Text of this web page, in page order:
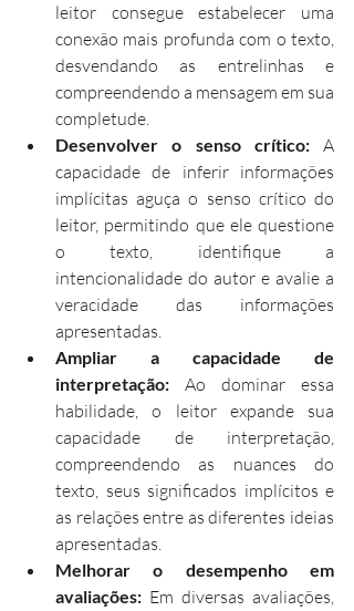
leitor consegue estabelecer uma
conexão mais profunda com o texto,
desvendando as entrelinhas e
compreendendo a mensagem em sua
completude.
Desenvolver o senso crítico: A
capacidade de inferir informações
implícitas aguça o senso crítico do
leitor, permitindo que ele questione
o texto, identifique a
intencionalidade do autor e avalie a
veracidade das informações
apresentadas.
Ampliar a capacidade de
interpretação: Ao dominar essa
habilidade, o leitor expande sua
capacidade de interpretação,
compreendendo as nuances do
texto, seus significados implícitos e
as relações entre as diferentes ideias
apresentadas.
Melhorar o desempenho em
avaliações: Em diversas avaliações,